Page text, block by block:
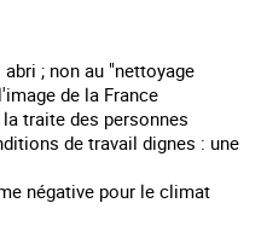
; non au "nettoyage
de la France
traite des personnes
de travail dignes : une
négative pour le climat